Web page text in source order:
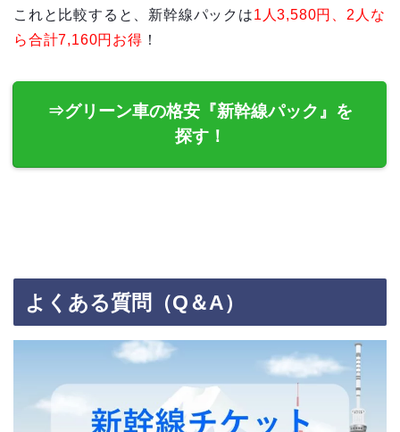
これと比較すると、新幹線パックは1人3,580円、2人な
ら合計7,160円お得 ！
⇒グリーン車の格安『新幹線パック』を
探す！
よくある質問（Q＆A）